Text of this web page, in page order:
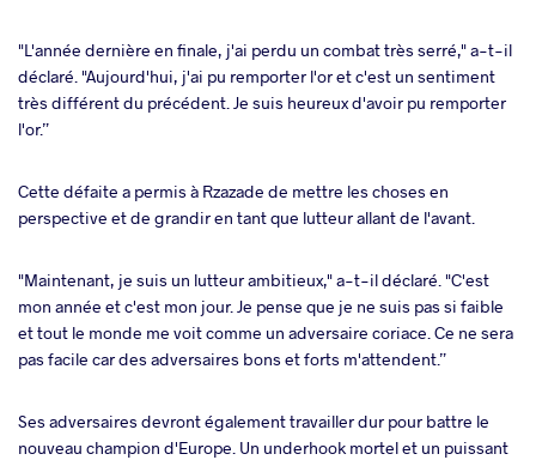
"L'année dernière en finale, j'ai perdu un combat très serré," a-t-il
déclaré. "Aujourd'hui, j'ai pu remporter l'or et c'est un sentiment
très différent du précédent. Je suis heureux d'avoir pu remporter
l'or.”
Cette défaite a permis à Rzazade de mettre les choses en
perspective et de grandir en tant que lutteur allant de l'avant.
"Maintenant, je suis un lutteur ambitieux," a-t-il déclaré. "C'est
mon année et c'est mon jour. Je pense que je ne suis pas si faible
et tout le monde me voit comme un adversaire coriace. Ce ne sera
pas facile car des adversaires bons et forts m'attendent.”
Ses adversaires devront également travailler dur pour battre le
nouveau champion d'Europe. Un underhook mortel et un puissant